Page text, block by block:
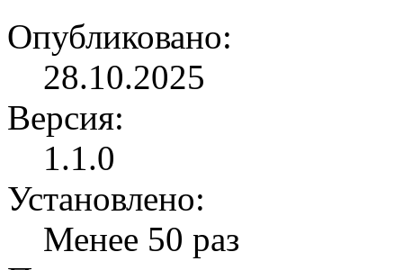
Опубликовано:
28.10.2025
Версия:
1.1.0
Установлено:
Менее 50 раз